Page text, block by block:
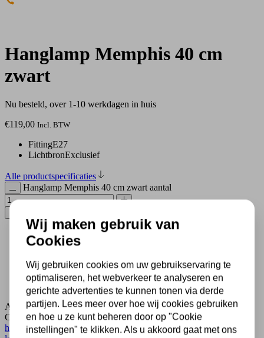
Hanglamp Memphis 40 cm
zwart
Nu besteld, over 1-10 werkdagen in huis
€119,00 Incl. BTW
FittingE27
LichtbronExclusief
Alle productspecificaties
Hanglamp Memphis 40 cm zwart aantal
500 m2 lampenwinkel in Rijssen
Gratis verzending in NL vanaf € 50,-
30 dagen geld terug garantie
Veilig achteraf betalen met Klarna
Artikelnummer:BLIJDESIGN/HLMEMPHIS40ZWART
Categorieën:Alleen afhalen,Binnenverlichting,Blij Design
hanglamp,Design hanglamp,Eetkamer lamp design, Eetkamer
Wij maken gebruik van
Cookies
Wij gebruiken cookies om uw gebruikservaring te
optimaliseren, het webverkeer te analyseren en
gerichte advertenties te kunnen tonen via derde
partijen. Lees meer over hoe wij cookies gebruiken
en hoe u ze kunt beheren door op "Cookie
instellingen" te klikken. Als u akkoord gaat met ons